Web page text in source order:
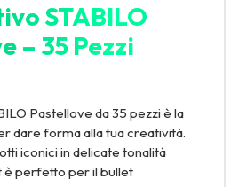
STABILO
– 35 Pezzi
Pastellove da 35 pezzi è la
dare forma alla tua creatività.
iconici in delicate tonalità
è perfetto per il bullet